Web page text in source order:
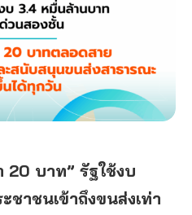
20 บาท” รัฐใช้งบ
าชนเข้าถึงขนส่งเท่า